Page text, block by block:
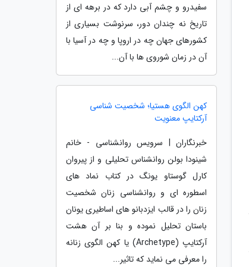
سفیدرو و چشم آبی دارد که در برهه ای از
تاریخ نه چندان دور، سرنوشت بسیاری از
کشورهای جهان چه در اروپا و چه در آسیا با
آن در زمان شوروی ها با آن...
کهن الگوی هستیا؛ شخصیت شناسی
آرکتایپ معنویت
خبرنگاران | سرویس روانشناسی - خانم
شینودا بولن روانشناس تحلیلی و از پیروان
کارل گوستاو یونگ در کتاب نماد های
اسطوره ای و روانشناسی زنان شخصیت
زنان را در قالب ایزدبانو های اساطیری یونان
باستان تحلیل نموده و بنا بر آن هشت
آرکتایپ (Archetype) یا کهن الگوی زنانه
را معرفی می نماید که تاثیر...